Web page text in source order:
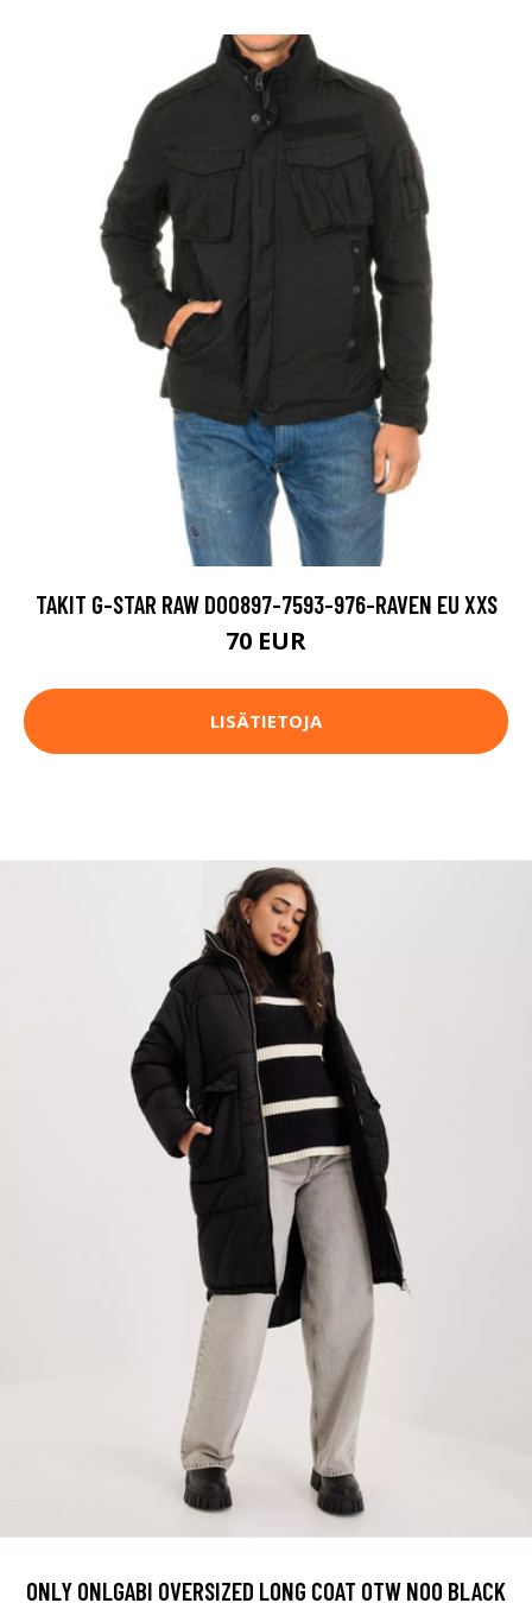
TAKIT G-STAR RAW D00897-7593-976-RAVEN EU XXS
70 EUR
LISÄTIETOJA
ONLY ONLGABI OVERSIZED LONG COAT OTW NOO BLACK